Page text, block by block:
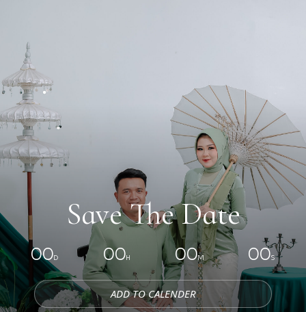
Save The Date
00D 00H 00M 00S
ADD TO CALENDER